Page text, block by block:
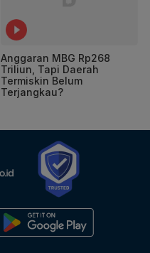
Anggaran MBG Rp268
Triliun, Tapi Daerah
Termiskin Belum
Terjangkau?